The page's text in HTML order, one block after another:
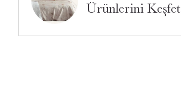
Ürünlerini Keşfet